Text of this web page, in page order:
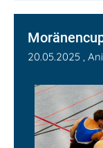
20.05.2025 ,